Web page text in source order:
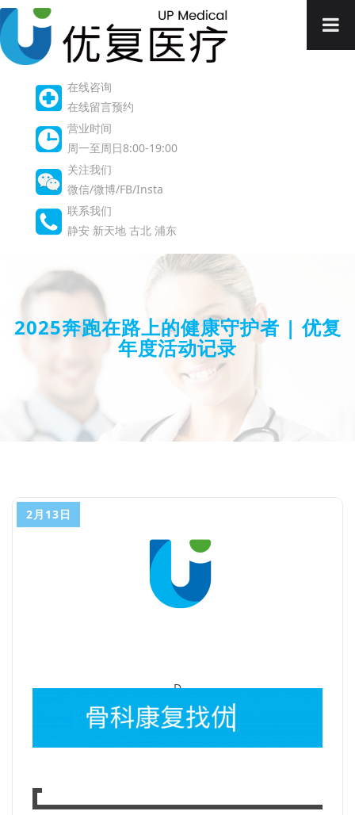
在线咨询
在线留言预约
营业时间
周一至周日8:00-19:00
关注我们
微信/微博/FB/Insta
联系我们
静安 新天地 古北 浦东
2025奔跑在路上的健康守护者 | 优复
年度活动记录
2月13日
D